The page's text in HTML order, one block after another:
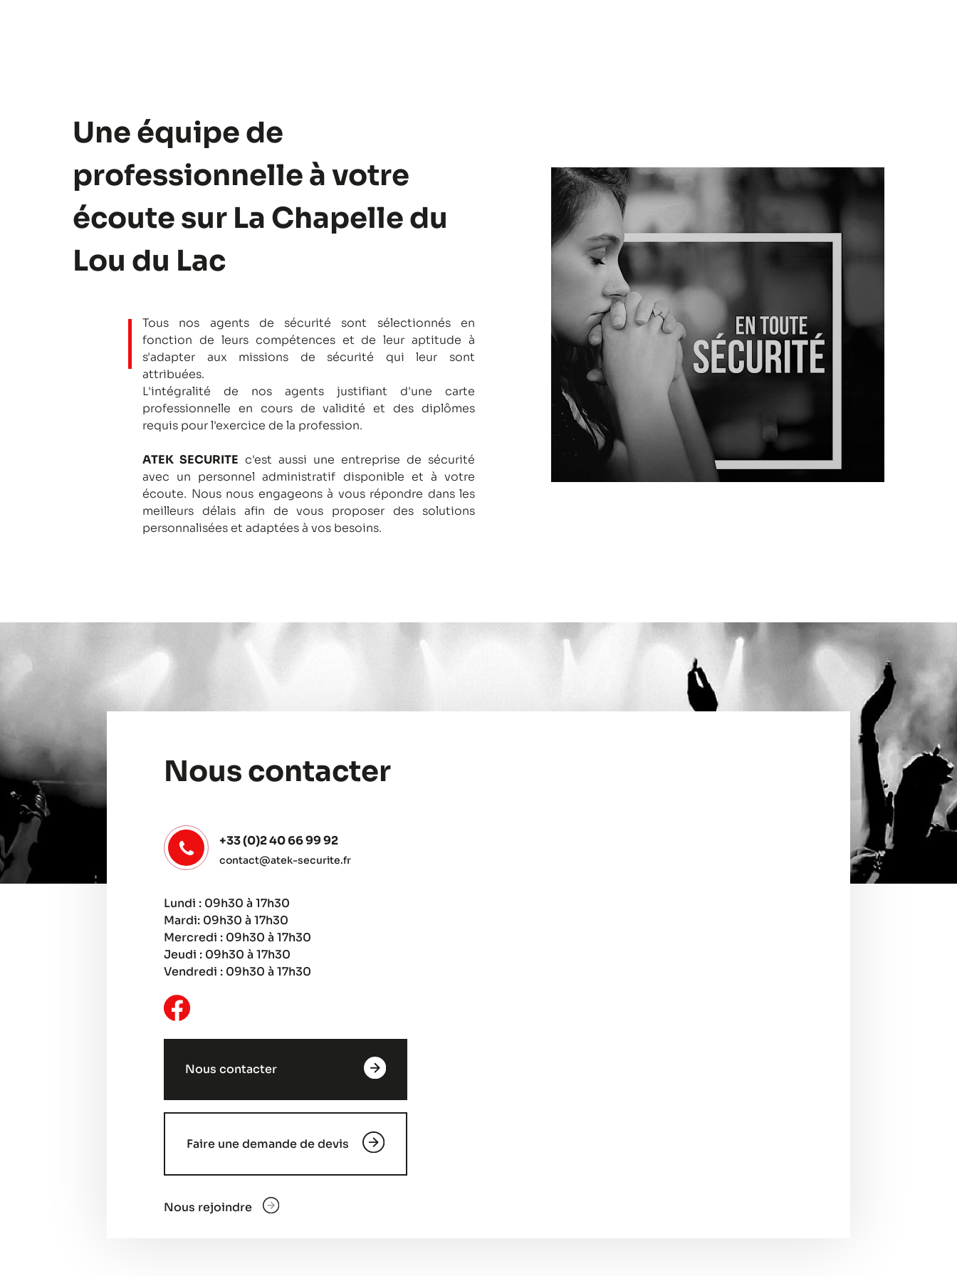
Une équipe de
professionnelle à votre
écoute sur La Chapelle du
Lou du Lac
Tous nos agents de sécurité sont sélectionnés en
fonction de leurs compétences et de leur aptitude à
s'adapter aux missions de sécurité qui leur sont
attribuées.
L'intégralité de nos agents justifiant d'une carte
professionnelle en cours de validité et des diplômes
requis pour l'exercice de la profession.
ATEK SECURITE c'est aussi une entreprise de sécurité
avec un personnel administratif disponible et à votre
écoute. Nous nous engageons à vous répondre dans les
meilleurs délais afin de vous proposer des solutions
personnalisées et adaptées à vos besoins.
Nous contacter
+33 (0)2 40 66 99 92
contact@atek-securite.fr
Lundi : 09h30 à 17h30
Mardi: 09h30 à 17h30
Mercredi : 09h30 à 17h30
Jeudi : 09h30 à 17h30
Vendredi : 09h30 à 17h30
Nous contacter
Faire une demande de devis
Nous rejoindre